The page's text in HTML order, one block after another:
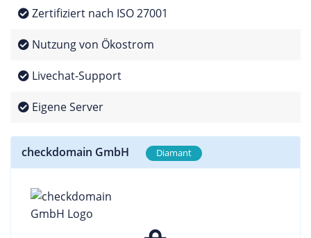
Zertifiziert nach ISO 27001
Nutzung von Ökostrom
Livechat-Support
Eigene Server
checkdomain GmbH Diamant